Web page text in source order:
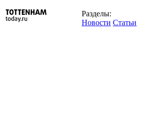
Разделы:
Новости Статьи